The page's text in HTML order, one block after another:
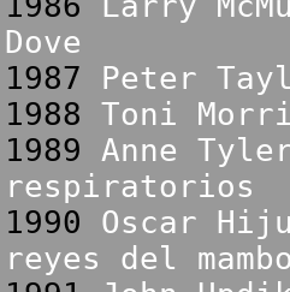
Dove
1987 Peter
1988 Toni
1989 Anne
respiratorios
1990 Oscar
reyes del